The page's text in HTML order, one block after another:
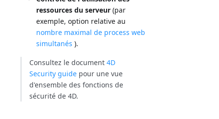
ressources du serveur (par
exemple, option relative au
nombre maximal de process web
simultanés ).
Consultez le document4D
Security guide pour une vue
d'ensemble des fonctions de
sécurité de 4D.